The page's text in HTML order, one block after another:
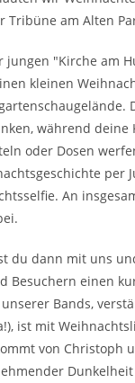
Tribüne am Alten
jungen "Kirche am
kleinen
während deine
oder Dosen
per
An
du dann mit uns
Besuchern einen
Bands,
ist mit
von Christoph